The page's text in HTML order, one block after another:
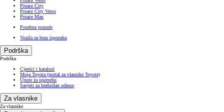
Proace City
Proace City Verso
Proace Max
Posebne ponude
Vozila za brzu isporuku
Podrška
Podrška
Cjenici i katalozi
Moja Toyota (portal za vlasnike Toyote)
Upute za upotrebu
Savjeti za bezbrižan odmor
Za vlasnike
Za vlasnike